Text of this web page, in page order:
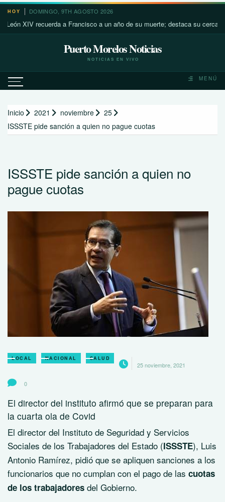
Saltar
contenido
HOY DOMINGO, 9TH AGOSTO 2026
XIV recuerda a Francisco a un año de su muerte; destaca su cercanía con
Puerto Morelos Noticias
NOTICIAS EN VIVO
MENÚ
Inicio 2021 noviembre
25
ISSSTE pide sanción a quien no pague cuotas
ISSSTE pide sanción a quien no
pague cuotas
LOCAL NACIONAL SALUD
25 noviembre, 2021
0
El director del instituto afirmó que se preparan para
la cuarta ola de Covid
El director del Instituto de Seguridad y Servicios
Sociales de los Trabajadores del Estado (ISSSTE), Luis
Antonio Ramírez, pidió que se apliquen sanciones a los
funcionarios que no cumplan con el pago de las cuotas
de los trabajadores del Gobierno.